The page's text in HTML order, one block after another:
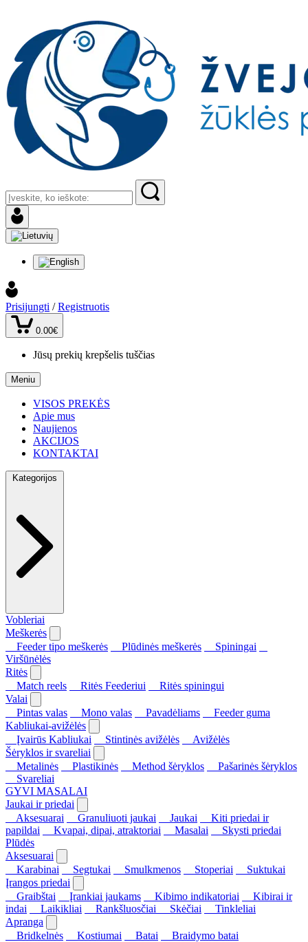
Prisijungti / Registruotis
0.00€
Jūsų prekių krepšelis tuščias
Meniu
VISOS PREKĖS
Apie mus
Naujienos
AKCIJOS
KONTAKTAI
Kategorijos
Vobleriai
Meškerės
Feeder tipo meškerės
Plūdinės meškerės
Spiningai
Viršūnėlės
Ritės
Match reels
Ritės Feederiui
Ritės spiningui
Valai
Pintas valas
Mono valas Pavadėliams
Feeder guma
Kabliukai-avižėlės
Įvairūs Kabliukai
Stintinės avižėlės
Avižėlės
Šėryklos ir svareliai
Metalinės
Plastikinės Method šėryklos
Pašarinės šėryklos
Svareliai
GYVI MASALAI
Jaukai ir priedai
Aksesuarai
Granuliuoti jaukai Jaukai
Kiti priedai ir
papildai
Kvapai, dipai, atraktoriai Masalai
Skysti priedai
Plūdės
Aksesuarai
Karabinai
Segtukai Smulkmenos Stoperiai
Suktukai
Įrangos priedai
Graibštai
Įrankiai jaukams Kibimo indikatoriai
Kibirai ir
indai
Laikikliai Rankšluosčiai Skėčiai
Tinkleliai
Apranga
Bridkelnės
Kostiumai Batai
Braidymo batai